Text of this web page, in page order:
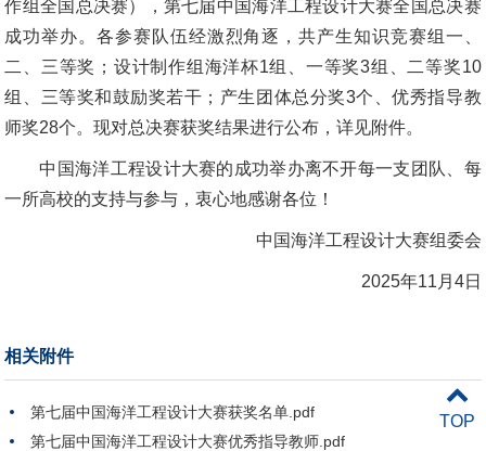
作组全国总决赛），第七届中国海洋工程设计大赛全国总决赛
成功举办。各参赛队伍经激烈角逐，共产生知识竞赛组一、
二、三等奖；设计制作组海洋杯1组、一等奖3组、二等奖10
组、三等奖和鼓励奖若干；产生团体总分奖3个、优秀指导教
师奖28个。现对总决赛获奖结果进行公布，详见附件。
中国海洋工程设计大赛的成功举办离不开每一支团队、每
一所高校的支持与参与，衷心地感谢各位！
中国海洋工程设计大赛组委会
2025年11月4日
相关附件
第七届中国海洋工程设计大赛获奖名单.pdf
第七届中国海洋工程设计大赛优秀指导教师.pdf
TOP